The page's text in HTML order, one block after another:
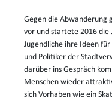
Gegen die Abwanderung
vor und startete 2016 die
Jugendliche ihre Ideen
und Politiker der
darüber ins Gespräch
Menschen wieder
sich Vorhaben wie ein